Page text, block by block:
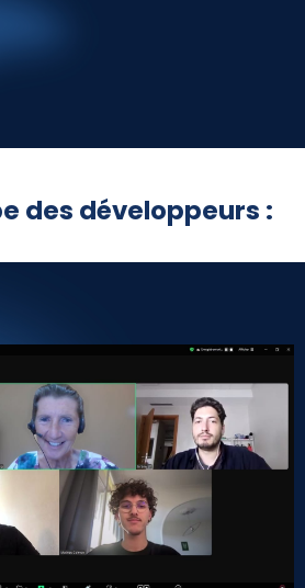
des développeurs :